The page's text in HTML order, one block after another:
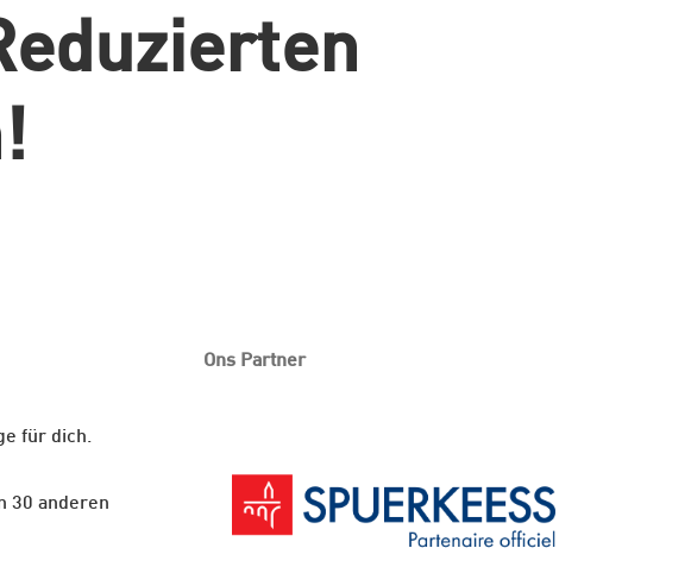
für dich.
30 anderen
Ons Partner